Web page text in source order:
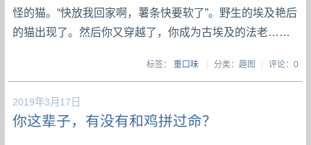
怪的猫。“快放我回家啊，薯条快要软了”。野生的埃及艳后
的猫出现了。然后你又穿越了，你成为古埃及的法老……
标签： 重口味 | 分类：趣图 | 评论：0
2019年3月17日
你这辈子，有没有和鸡拼过命？